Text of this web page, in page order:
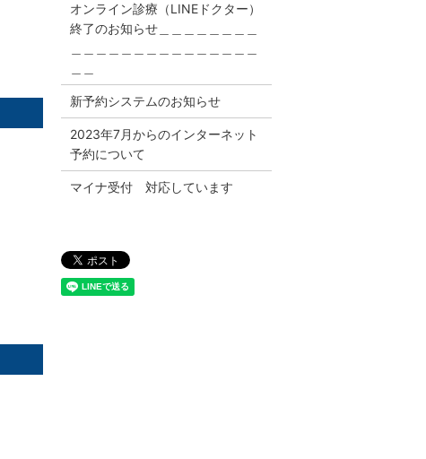
オンライン診療（LINEドクター）
終了のお知らせ＿＿＿＿＿＿＿＿
新予約システムのお知らせ
2023年7月からのインターネット
予約について
マイナ受付 対応しています